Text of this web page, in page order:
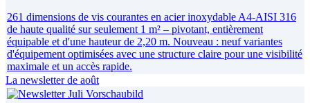
261 dimensions de vis courantes en acier inoxydable A4-AISI 316
de haute qualité sur seulement 1 m² – pivotant, entièrement
équipable et d'une hauteur de 2,20 m. Nouveau : neuf variantes
d'équipement optimisées avec une structure claire pour une visibilité
maximale et un accès rapide.
La newsletter de août